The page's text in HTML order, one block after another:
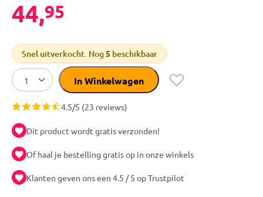
44,95
Snel uitverkocht. Nog5 beschikbaar
In Winkelwagen
4.5/5 (23 reviews)
Dit product wordt gratis verzonden!
Of haal je bestelling gratis op in onze winkels
Klanten geven ons een 4.5 / 5 op Trustpilot